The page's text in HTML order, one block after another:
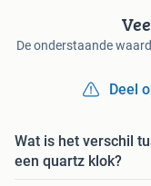
De onderstaande
Deel
Wat is het verschil
een quartz klok?